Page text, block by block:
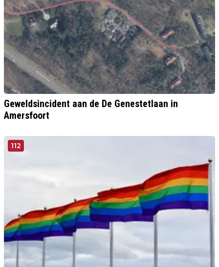
Geweldsincident aan de De Genestetlaan in
Amersfoort
112